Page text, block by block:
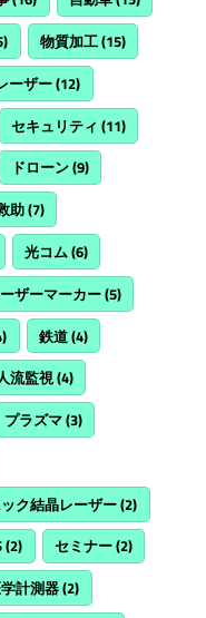
物質加工(15)
ーザー(12)
セキュリティ (11)
ドローン(9)
助(7)
光コム(6)
ザーマーカー(5)
鉄道(4)
流監視(4)
プラズマ(3)
ク結晶レーザー(2)
(2) セミナー(2)
計測器(2)